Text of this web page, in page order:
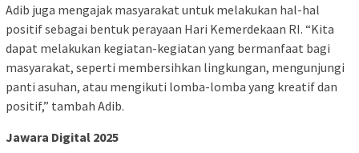
Adib juga mengajak masyarakat untuk melakukan hal-hal
positif sebagai bentuk perayaan Hari Kemerdekaan RI. “Kita
dapat melakukan kegiatan-kegiatan yang bermanfaat bagi
masyarakat, seperti membersihkan lingkungan, mengunjungi
panti asuhan, atau mengikuti lomba-lomba yang kreatif dan
positif,” tambah Adib.
Jawara Digital 2025